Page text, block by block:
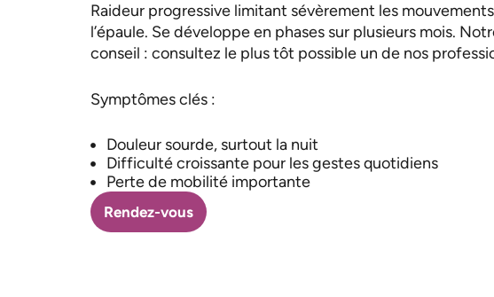
Raideur progressive limitant sévèrement les
l’épaule. Se développe en phases sur plusieurs mois.
conseil : consultez le plus tôt possible un de nos
Symptômes clés :
Douleur sourde, surtout la nuit
Difficulté croissante pour les gestes quotidiens
Perte de mobilité importante
Rendez-vous